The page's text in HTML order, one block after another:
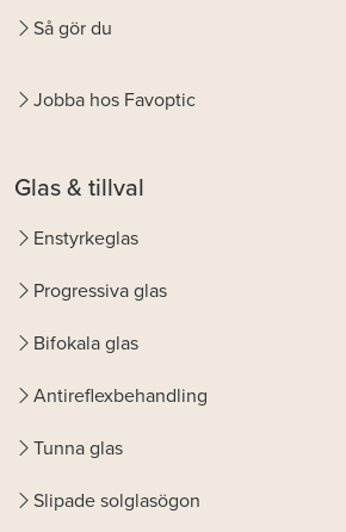
Så gör du
Jobba hos Favoptic
Glas & tillval
Enstyrkeglas
Progressiva glas
Bifokala glas
Antireflexbehandling
Tunna glas
Slipade solglasögon